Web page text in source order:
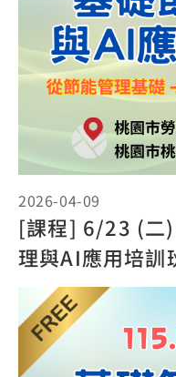
2026-04-09
[課程] 6/23 (二)
理與AI應用培訓